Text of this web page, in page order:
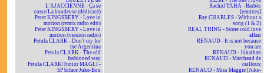
L'AJACCIENNE - Ça se
corse/La boudeuse (dédicacé)
Peter KINGSBERY - Love in
motion (remix radio edit)
Peter KINGSBERY - Love in
motion (version radio)
Petula CLARK - Don't cry for
me Argentina
Petula CLARK - The old
fashioned way
Petula CLARK/Junior MAGLI -
SP biface Juke-Box
Rachid TAHA - Barbès
[remixes]
Ray CHARLES - Without a
song (1 & 2)
REAL THING - Stone cold love
affair
RENAUD - It is not because
you are
RENAUD - Jonathan
RENAUD - Marchand de
cailloux
RENAUD - Miss Maggie [Juke-